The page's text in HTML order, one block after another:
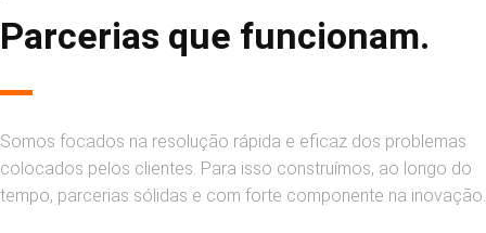
Parcerias que funcionam.
Somos focados na resolução rápida e eficaz dos problemas
colocados pelos clientes. Para isso construímos, ao longo do
tempo, parcerias sólidas e com forte componente na inovação.